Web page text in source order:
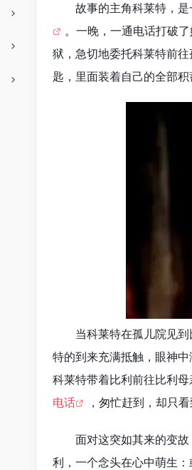
故事的主角科莱特，
。一晚，一通电话打破
狱，急切地委托科莱特前
匙，里面装着自己的全部
当科莱特在孤儿院见
特的到来充满抵触，眼神
科莱特带着比利前往比利
电话
，匆忙赶到，却只
面对这突如其来的变
利，一个念头在心中萌生